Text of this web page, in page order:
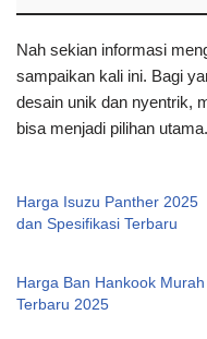
Nah sekian informasi
sampaikan kali ini. Bagi
desain unik dan nyentrik,
bisa menjadi pilihan utama.
Harga Isuzu Panther 2025
dan Spesifikasi Terbaru
Harga Ban Hankook Murah
Terbaru 2025